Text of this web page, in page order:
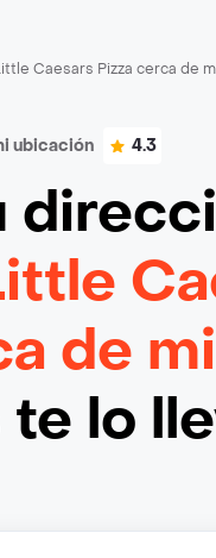
Caesars Pizza cerca de
ubicación 4.3
de
te lo